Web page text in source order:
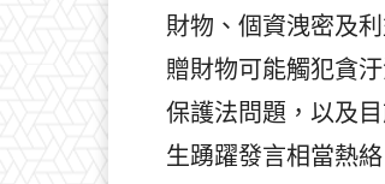
財物、個資洩密及
贈財物可能觸犯貪
保護法問題，以及
生踴躍發言相當熱絡